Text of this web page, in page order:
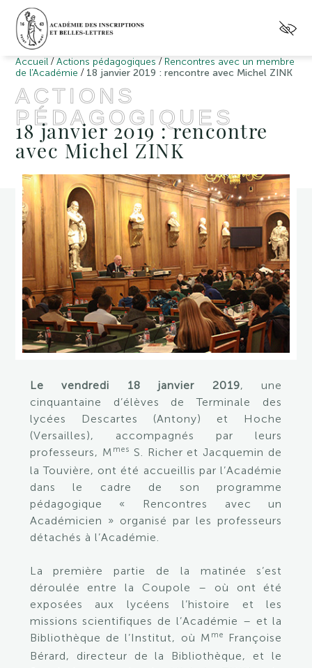
Accueil /Actions pédagogiques / Rencontres avec un membre
de l'Académie / 18 janvier 2019 : rencontre avec Michel ZINK
ACTIONS
PÉDAGOGIQUES
18 janvier 2019 : rencontre
avec Michel ZINK
Le vendredi 18 janvier 2019, une
cinquantaine d’élèves de Terminale des
lycées Descartes (Antony) et Hoche
(Versailles), accompagnés par leurs
professeurs, M mes S. Richer et Jacquemin de
la Touvière, ont été accueillis par l’Académie
dans le cadre de son programme
pédagogique « Rencontres avec un
Académicien » organisé par les professeurs
détachés à l’Académie.
La première partie de la matinée s’est
déroulée entre la Coupole – où ont été
exposées aux lycéens l’histoire et les
missions scientifiques de l’Académie – et la
Bibliothèque de l’Institut, où M me
Françoise
Bérard, directeur de la Bibliothèque, et le